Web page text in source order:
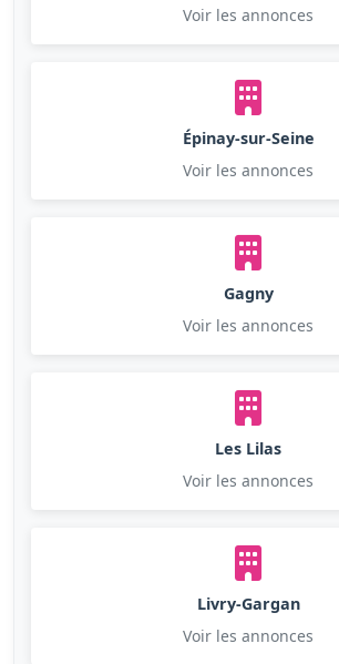
Voir les annonces
Épinay-sur-Seine
Voir les annonces
Gagny
Voir les annonces
Les Lilas
Voir les annonces
Livry-Gargan
Voir les annonces